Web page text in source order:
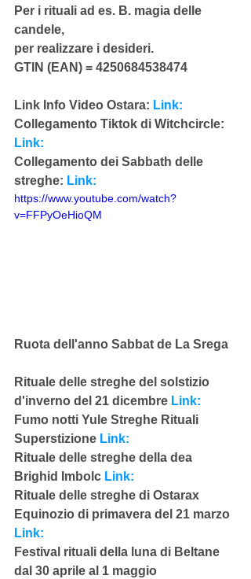
Per i rituali ad es. B. magia delle
candele,
per realizzare i desideri.
GTIN (EAN) = 4250684538474
Link Info Video Ostara: Link:
Collegamento Tiktok di Witchcircle:
Link:
Collegamento dei Sabbath delle
streghe: Link:
https://www.youtube.com/watch?
v=FFPyOeHioQM
Ruota dell'anno Sabbat de La Srega
Rituale delle streghe del solstizio
d'inverno del 21 dicembre Link:
Fumo notti Yule Streghe Rituali
Superstizione Link:
Rituale delle streghe della dea
Brighid Imbolc Link:
Rituale delle streghe di Ostarax
Equinozio di primavera del 21 marzo
Link:
Festival rituali della luna di Beltane
dal 30 aprile al 1 maggio